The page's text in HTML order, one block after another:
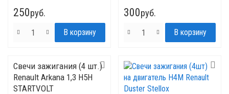
250руб. 300руб.
Свечи зажигания (4 шт.)
Renault Arkana 1,3 H5H
STARTVOLT